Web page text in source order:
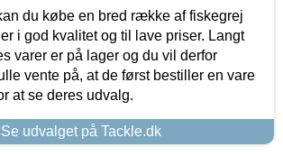
du købe en bred række af fiskegrej
i god kvalitet og til lave priser. Langt
varer er på lager og du vil derfor
vente på, at de først bestiller en vare
at se deres udvalg.
Se udvalget på Tackle.dk